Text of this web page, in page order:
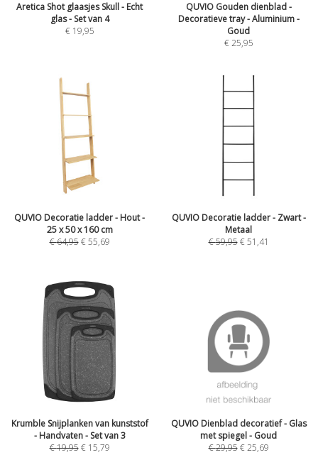
Aretica Shot glaasjes Skull - Echt
glas - Set van 4
€ 19,95
QUVIO Gouden dienblad -
Decoratieve tray - Aluminium -
Goud
€25,95
QUVIO Decoratie ladder - Hout -
25 x 50 x 160 cm
€64,95 €55,69
QUVIO Decoratie ladder - Zwart -
Metaal
€59,95 €51,41
Krumble Snijplanken van kunststof
- Handvaten - Set van 3
€19,95 € 15,79
QUVIO Dienblad decoratief - Glas
met spiegel - Goud
€29,95 €25,69